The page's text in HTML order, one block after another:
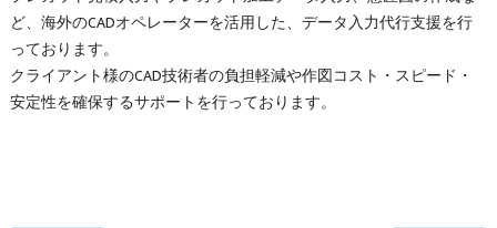
ど、海外のCADオペレーターを活用した、データ入力代行支援を行
っております。
クライアント様のCAD技術者の負担軽減や作図コスト・スピード・
安定性を確保するサポートを行っております。